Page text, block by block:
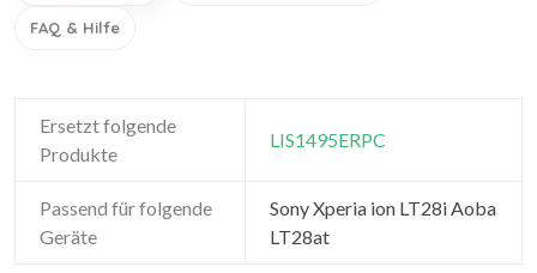
FAQ & Hilfe
Ersetzt folgende
Produkte
LIS1495ERPC
Passend für folgende
Geräte
Sony Xperia ion LT28i Aoba
LT28at